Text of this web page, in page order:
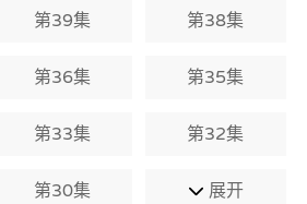
第39集 第38集
第36集 第35集
第33集 第32集
第30集 展开